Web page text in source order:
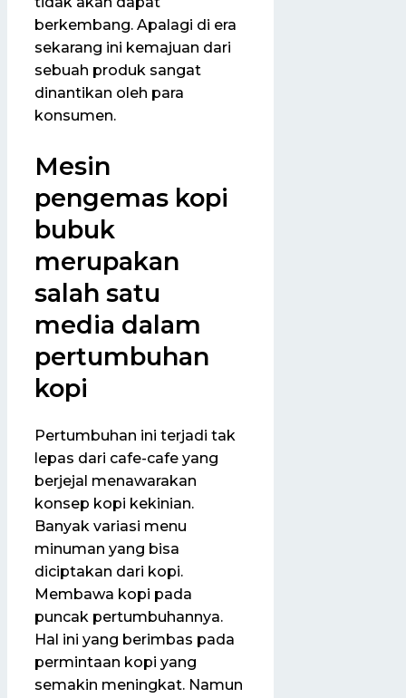
berkembang. Apalagi di era
sekarang ini kemajuan dari
sebuah produk sangat
dinantikan oleh para
konsumen.
Mesin
pengemas kopi
bubuk
merupakan
salah satu
media dalam
pertumbuhan
kopi
Pertumbuhan ini terjadi tak
lepas dari cafe-cafe yang
berjejal menawarakan
konsep kopi kekinian.
Banyak variasi menu
minuman yang bisa
diciptakan dari kopi.
Membawa kopi pada
puncak pertumbuhannya.
Hal ini yang berimbas pada
permintaan kopi yang
semakin meningkat. Namun